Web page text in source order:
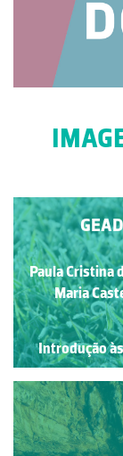
PONTA DE
Paulo Talhadas
Introdução às
Paula Cristina
Maria
Introdução